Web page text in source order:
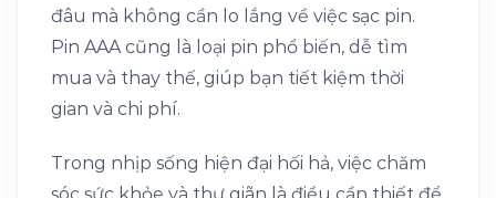
đâu mà không cần lo lắng về việc sạc pin.
Pin AAA cũng là loại pin phổ biến, dễ tìm
mua và thay thế, giúp bạn tiết kiệm thời
gian và chi phí.
Trong nhịp sống hiện đại hối hả, việc chăm
sóc sức khỏe và thư giãn là điều cần thiết để